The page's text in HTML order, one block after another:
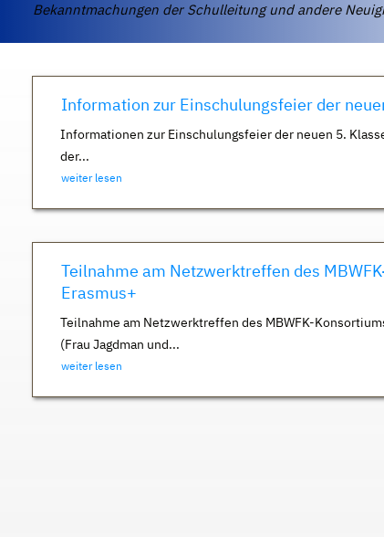
Bekanntmachungen der Schulleitung und andere
Information zur Einschulungsfeier der
Informationen zur Einschulungsfeier der neuen 5.
der...
weiter lesen
Teilnahme am Netzwerktreffen des
Erasmus+
Teilnahme am Netzwerktreffen des MBWFK-
(Frau Jagdman und...
weiter lesen